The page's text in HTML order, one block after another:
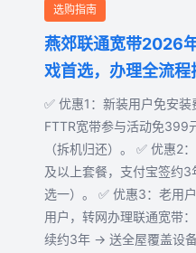
选购指南
燕郊联通宽带2026
戏首选，办理全流程
✅ 优惠1：新装用户免安
FTTR宽带参与活动免399
（拆机归还）。 ✅ 优惠2
及以上套餐，支付宝签约
选一）。 ✅ 优惠3：老用
用户，转网办理联通宽带
续约3年 → 送全屋覆盖设